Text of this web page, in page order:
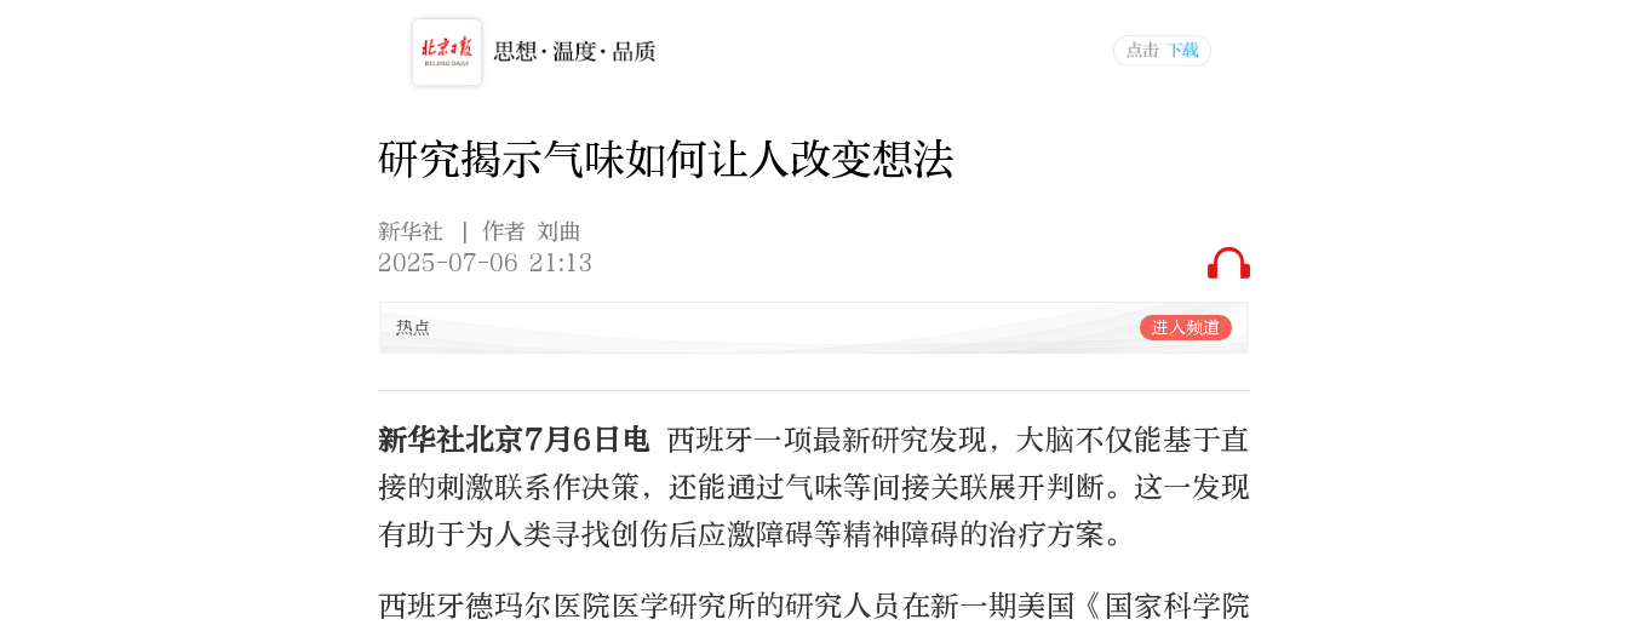
研究揭示气味如何让人改变想法
新华社
| 作者 刘曲
2025-07-06 21:13
热点 进入频道
新华社北京7月6日电 西班牙一项最新研究发现，大脑不仅能基于直
接的刺激联系作决策，还能通过气味等间接关联展开判断。这一发现
有助于为人类寻找创伤后应激障碍等精神障碍的治疗方案。
西班牙德玛尔医院医学研究所的研究人员在新一期美国《国家科学院